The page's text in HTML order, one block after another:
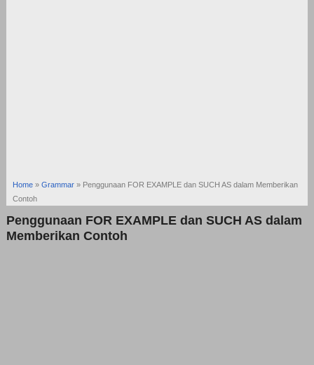
Home» Grammar» Penggunaan FOR EXAMPLE dan SUCH AS dalam Memberikan
Contoh
Penggunaan FOR EXAMPLE dan SUCH AS dalam
Memberikan Contoh